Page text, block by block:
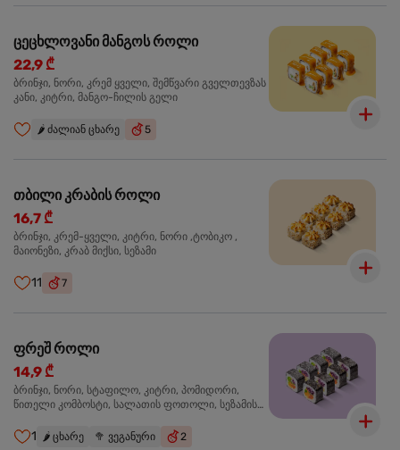
ცეცხლოვანი მანგოს როლი
22,9 ₾
ბრინჯი, ნორი, კრემ ყველი, შემწვარი გველთევზას
კანი, კიტრი, მანგო-ჩილის გელი
🌶️ ძალიან ცხარე 5
თბილი კრაბის როლი
16,7 ₾
ბრინჯი, კრემ-ყველი, კიტრი, ნორი ,ტობიკო ,
მაიონეზი, კრაბ მიქსი, სეზამი
11 7
ფრეშ როლი
14,9 ₾
ბრინჯი, ნორი, სტაფილო, კიტრი, პომიდორი,
წითელი კომბოსტი, სალათის ფოთოლი, სეზამის
1 🌶️ ცხარე 🥦 ვეგანური 2